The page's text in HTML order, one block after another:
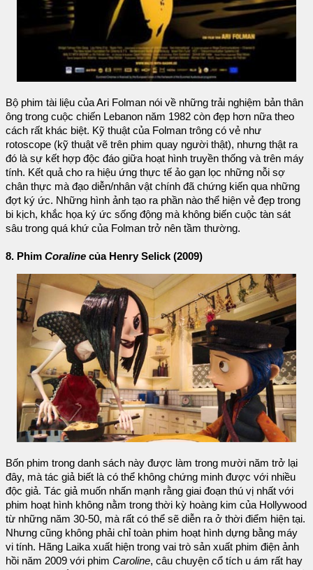
Bộ phim tài liệu của Ari Folman nói về những trải nghiệm bản thân
ông trong cuộc chiến Lebanon năm 1982 còn đẹp hơn nữa theo
cách rất khác biệt. Kỹ thuật của Folman trông có vẻ như
rotoscope (kỹ thuật vẽ trên phim quay người thật), nhưng thật ra
đó là sự kết hợp độc đáo giữa hoạt hình truyền thống và trên máy
tính. Kết quả cho ra hiệu ứng thực tế ảo gạn lọc những nỗi sợ
chân thực mà đạo diễn/nhân vật chính đã chứng kiến qua những
đợt ký ức. Những hình ảnh tạo ra phần nào thể hiện vẻ đẹp trong
bi kịch, khắc họa ký ức sống động mà không biến cuộc tàn sát
sâu trong quá khứ của Folman trở nên tầm thường.
8. Phim Coraline của Henry Selick (2009)
Bốn phim trong danh sách này được làm trong mười năm trở lại
đây, mà tác giả biết là có thể không chứng minh được với nhiều
độc giả. Tác giả muốn nhấn mạnh rằng giai đoạn thú vị nhất với
phim hoạt hình không nằm trong thời kỳ hoàng kim của Hollywood
từ những năm 30-50, mà rất có thể sẽ diễn ra ở thời điểm hiện tại.
Nhưng cũng không phải chỉ toàn phim hoạt hình dựng bằng máy
vi tính. Hãng Laika xuất hiện trong vai trò sản xuất phim điện ảnh
hồi năm 2009 với phim Caroline, câu chuyện cổ tích u ám rất hay